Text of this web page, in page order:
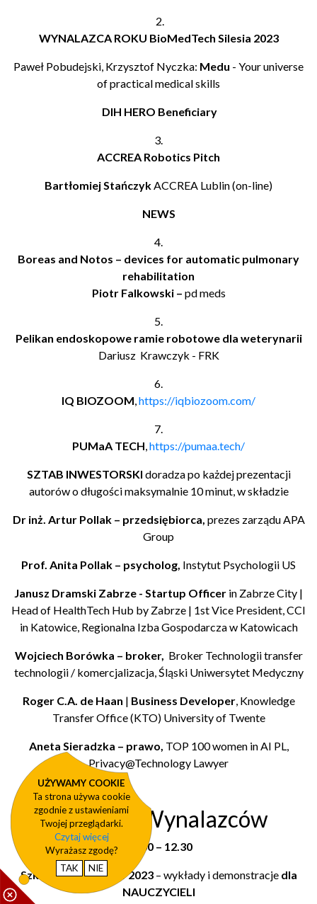
2.
WYNALAZCA ROKU BioMedTech Silesia 2023
Paweł Pobudejski, Krzysztof Nyczka: Medu - Your universe
of practical medical skills
DIH HERO Beneficiary
3.
ACCREA Robotics Pitch
Bartłomiej StańczykACCREA Lublin (on-line)
NEWS
4.
Boreas and Notos – devices for automatic pulmonary
rehabilitation
Piotr Falkowski – pd meds
5.
Pelikan endoskopowe ramie robotowe dla weterynarii
Dariusz Krawczyk - FRK
6.
IQ BIOZOOM,https://iqbiozoom.com/
7.
PUMaA TECH,https://pumaa.tech/
SZTAB INWESTORSKI doradza po każdej prezentacji
autorów o długości maksymalnie 10 minut, w składzie
Dr inż. Artur Pollak – przedsiębiorca, prezes zarządu APA
Group
Prof. Anita Pollak – psycholog, Instytut Psychologii US
Janusz Dramski Zabrze - Startup Officer in Zabrze City |
Head of HealthTech Hub by Zabrze | 1st Vice President, CCI
in Katowice, Regionalna Izba Gospodarcza w Katowicach
Wojciech Borówka – broker, Broker Technologii transfer
technologii / komercjalizacja, Śląski Uniwersytet Medyczny
Roger C.A. de Haan | Business Developer, Knowledge
Transfer Office (KTO) University of Twente
Aneta Sieradzka – prawo, TOP 100 women in AI PL,
Privacy@Technology Lawyer
III Szkoła Wynalazców
12.00 – 12.30
Szkoła Wynalazców 2023– wykłady i demonstracje dla
NAUCZYCIELI
UŻYWAMY COOKIE
Ta strona używa cookie
zgodnie z ustawieniami
Twojej przeglądarki.
Czytaj więcej
Wyrażasz zgodę?
TAK
NIE